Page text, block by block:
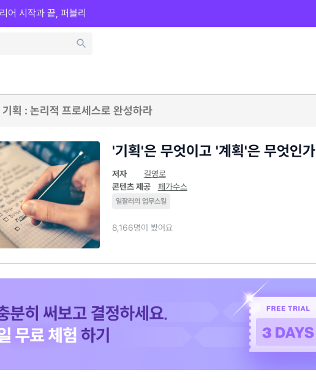
어 시작과 끝, 퍼블리
획 : 논리적 프로세스로 완성하라
'기획'은 무엇이고 '계획'은 무엇인가
저자
길영로
콘텐츠 제공
페가수스
일잘러의 업무스킬
8,166명이 봤어요